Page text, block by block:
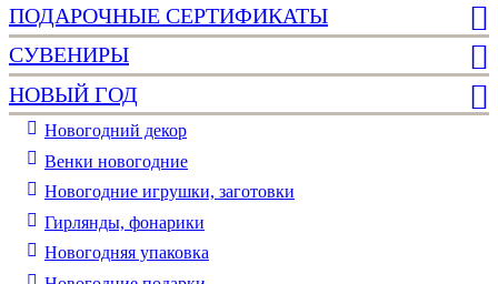
ПОДАРОЧНЫЕ СЕРТИФИКАТЫ
СУВЕНИРЫ
НОВЫЙ ГОД
Новогодний декор
Венки новогодние
Новогодние игрушки, заготовки
Гирлянды, фонарики
Новогодняя упаковка